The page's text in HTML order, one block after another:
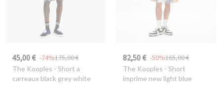
45,00 € 175,00 €
-74%
The Kooples - Short a
carreaux black grey white
82,50 € 165,00 €
-50%
The Kooples - Short
imprime new light blue